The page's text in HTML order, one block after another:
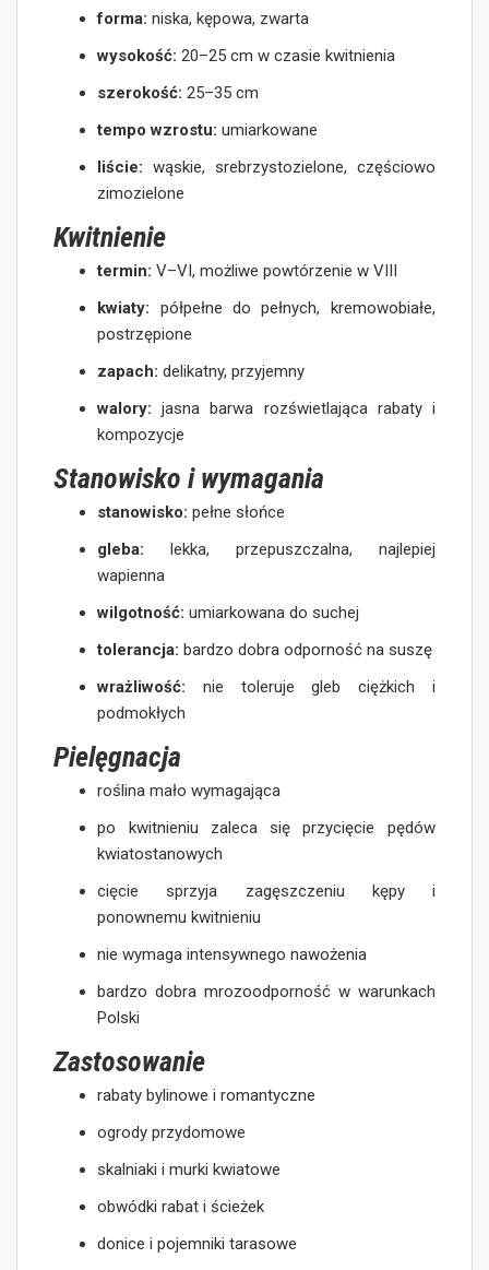
forma: niska, kępowa, zwarta
wysokość: 20–25 cm w czasie kwitnienia
szerokość: 25–35 cm
tempo wzrostu: umiarkowane
liście: wąskie, srebrzystozielone, częściowo
zimozielone
Kwitnienie
termin: V–VI, możliwe powtórzenie w VIII
kwiaty: półpełne do pełnych, kremowobiałe,
postrzępione
zapach: delikatny, przyjemny
walory: jasna barwa rozświetlająca rabaty i
kompozycje
Stanowisko i wymagania
stanowisko: pełne słońce
gleba: lekka, przepuszczalna, najlepiej
wapienna
wilgotność: umiarkowana do suchej
tolerancja: bardzo dobra odporność na suszę
wrażliwość: nie toleruje gleb ciężkich i
podmokłych
Pielęgnacja
roślina mało wymagająca
po kwitnieniu zaleca się przycięcie pędów
kwiatostanowych
cięcie sprzyja zagęszczeniu kępy i
ponownemu kwitnieniu
nie wymaga intensywnego nawożenia
bardzo dobra mrozoodporność w warunkach
Polski
Zastosowanie
rabaty bylinowe i romantyczne
ogrody przydomowe
skalniaki i murki kwiatowe
obwódki rabat i ścieżek
donice i pojemniki tarasowe